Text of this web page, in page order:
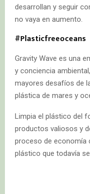
desarrollan y seguir
no vaya en aumento.
#Plasticfreeoceans
Gravity Wave es una
y conciencia
mayores desafíos de
plástica de mares y
Limpia el plástico del
productos valiosos y
proceso de economía
plástico que todavía